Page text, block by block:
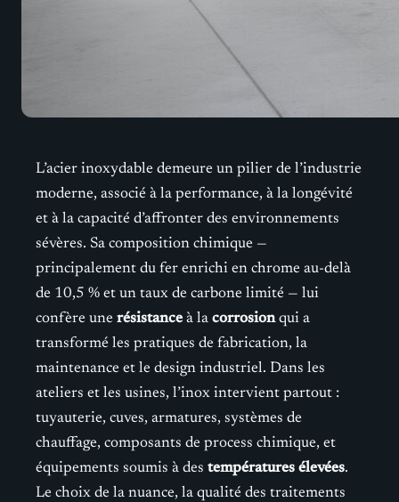
L’acier inoxydable demeure un pilier de l’industrie
moderne, associé à la performance, à la longévité
et à la capacité d’affronter des environnements
sévères. Sa composition chimique —
principalement du fer enrichi en chrome au-delà
de 10,5 % et un taux de carbone limité — lui
confère une résistance à la corrosionqui a
transformé les pratiques de fabrication, la
maintenance et le design industriel. Dans les
ateliers et les usines, l’inox intervient partout :
tuyauterie, cuves, armatures, systèmes de
chauffage, composants de process chimique, et
équipements soumis à des températures élevées.
Le choix de la nuance, la qualité des traitements